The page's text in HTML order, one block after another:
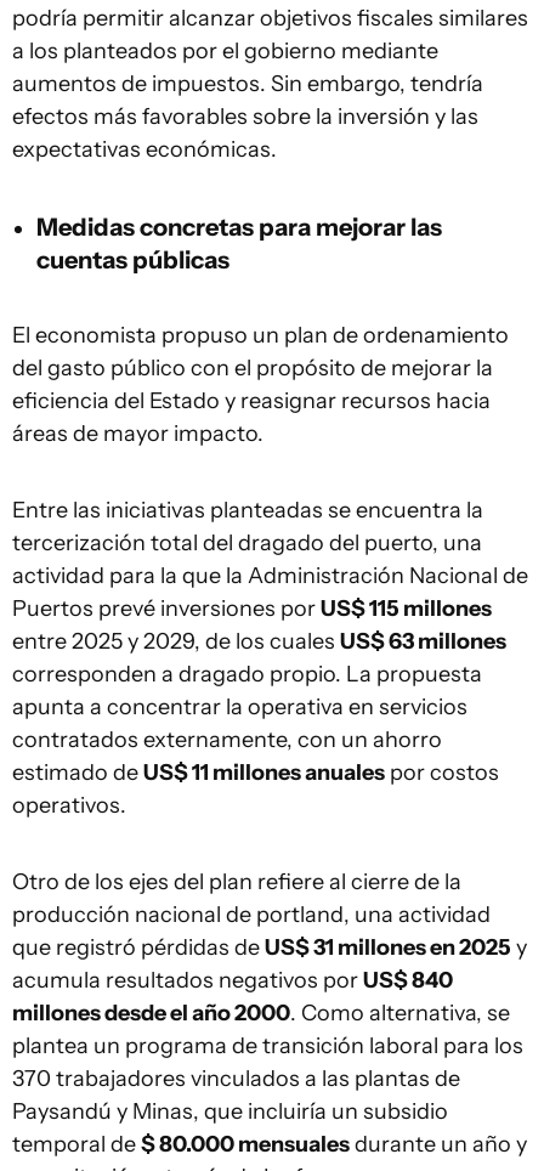
podría permitir alcanzar objetivos fiscales similares
a los planteados por el gobierno mediante
aumentos de impuestos. Sin embargo, tendría
efectos más favorables sobre la inversión y las
expectativas económicas.
Medidas concretas para mejorar las
cuentas públicas
El economista propuso un plan de ordenamiento
del gasto público con el propósito de mejorar la
eficiencia del Estado y reasignar recursos hacia
áreas de mayor impacto.
Entre las iniciativas planteadas se encuentra la
tercerización total del dragado del puerto, una
actividad para la que la Administración Nacional de
Puertos prevé inversiones porUS$ 115 millones
entre 2025 y 2029, de los cuales US$ 63 millones
corresponden a dragado propio. La propuesta
apunta a concentrar la operativa en servicios
contratados externamente, con un ahorro
estimado deUS$ 11 millones anuales por costos
operativos.
Otro de los ejes del plan refiere al cierre de la
producción nacional de portland, una actividad
que registró pérdidas deUS$ 31 millones en 2025 y
acumula resultados negativos porUS$ 840
millones desde el año 2000. Como alternativa, se
plantea un programa de transición laboral para los
370 trabajadores vinculados a las plantas de
Paysandú y Minas, que incluiría un subsidio
temporal de$ 80.000 mensualesdurante un año y